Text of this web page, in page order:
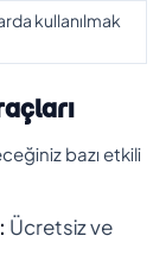
kullanılmak
bazı etkili
Ücretsiz ve